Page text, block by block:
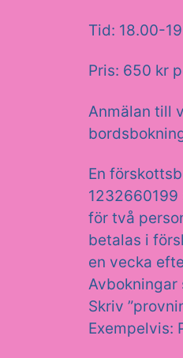
Tid: 18.00-
Pris: 650 kr
Anmälan till
En
1232660199
för två
betalas i
en vecka
Avbokningar
Skriv
Exempelvis: